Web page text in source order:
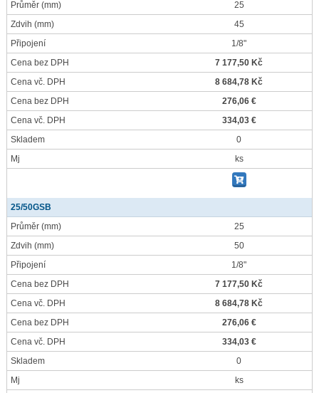
Průměr (mm)
25
Zdvih (mm)
45
Připojení
1/8"
Cena bez DPH
7 177,50 Kč
Cena vč. DPH
8 684,78 Kč
Cena bez DPH
276,06 €
Cena vč. DPH
334,03 €
Skladem
0
Mj
ks
25/50GSB
Průměr (mm)
25
Zdvih (mm)
50
Připojení
1/8"
Cena bez DPH
7 177,50 Kč
Cena vč. DPH
8 684,78 Kč
Cena bez DPH
276,06 €
Cena vč. DPH
334,03 €
Skladem
0
Mj
ks